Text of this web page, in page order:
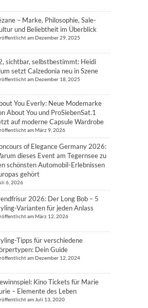
– Marke, Philosophie, Sale-
und Beliebtheit im Überblick
am Dezember 29, 2025
sichtbar, selbstbestimmt: Heidi
setzt Calzedonia neu in Szene
am Dezember 18, 2025
You Everly: Neue Modemarke
About You und ProSiebenSat.1
auf moderne Capsule Wardrobe
am März 9, 2026
of Elegance Germany 2026:
dieses Event am Tegernsee zu
schönsten Automobil-Erlebnissen
gehört
6, 2026
2026: Der Long Bob – 5
Varianten für jeden Anlass
am März 12, 2026
Tipps für verschiedene
Dein Guide
am Dezember 12, 2024
Kino Tickets für Marie
– Elemente des Leben
am Juli 13, 2020